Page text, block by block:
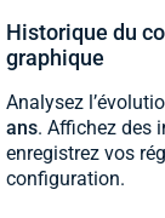
Historique du
graphique
Analysez
ans. Affichez des
enregistrez vos
configuration.